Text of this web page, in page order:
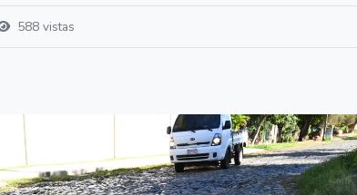
588 vistas